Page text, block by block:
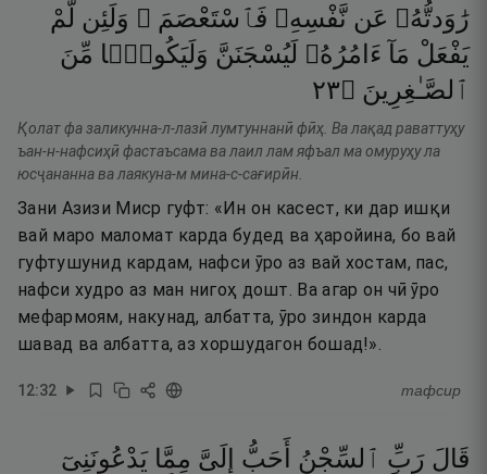
رَٰوَدتُّهُۥ عَن نَّفْسِهِۦ فَٱسْتَعْصَمَ ۖ وَلَئِن لَّمْ
يَفْعَلْ مَآ ءَامُرُهُۥ لَيُسْجَنَنَّ وَلَيَكُونًۭا مِّنَ
ٱلصَّـٰغِرِينَ ۝٣٢
Қолат фа заликунна-л-лазӣ лумтуннанӣ фӣҳ. Ва лақад раваттуҳу
ъан-н-нафсиҳӣ фастаъсама ва лаил лам яфъал ма омуруҳу ла
юсҷананна ва лаякуна-м мина-с-сағирӣн.
Зани Азизи Миср гуфт: «Ин он касест, ки дар ишқи
вай маро маломат карда будед ва ҳаройина, бо вай
гуфтушунид кардам, нафси ӯро аз вай хостам, пас,
нафси худро аз ман нигоҳ дошт. Ва агар он чӣ ӯро
мефармоям, накунад, албатта, ӯро зиндон карда
шавад ва албатта, аз хоршудагон бошад!».
12:32 тафсир
قَالَ رَبِّ ٱلسِّجْنُ أَحَبُّ إِلَىَّ مِمَّا يَدْعُونَنِىٓ